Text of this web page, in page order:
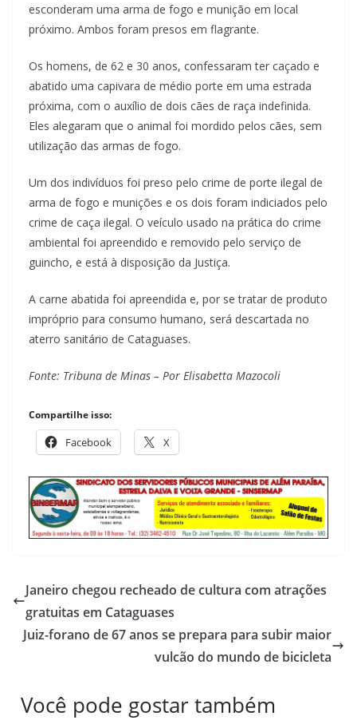
esconderam uma arma de fogo e munição em local
próximo. Ambos foram presos em flagrante.
Os homens, de 62 e 30 anos, confessaram ter caçado e
abatido uma capivara de médio porte em uma estrada
próxima, com o auxílio de dois cães de raça indefinida.
Eles alegaram que o animal foi mordido pelos cães, sem
utilização das armas de fogo.
Um dos indivíduos foi preso pelo crime de porte ilegal de
arma de fogo e munições e os dois foram indiciados pelo
crime de caça ilegal. O veículo usado na prática do crime
ambiental foi apreendido e removido pelo serviço de
guincho, e está à disposição da Justiça.
A carne abatida foi apreendida e, por se tratar de produto
impróprio para consumo humano, será descartada no
aterro sanitário de Cataguases.
Fonte: Tribuna de Minas – Por Elisabetta Mazocoli
Compartilhe isso:
Facebook X
Janeiro chegou recheado de cultura com atrações
gratuitas em Cataguases
Juiz-forano de 67 anos se prepara para subir maior
vulcão do mundo de bicicleta
Você pode gostar também